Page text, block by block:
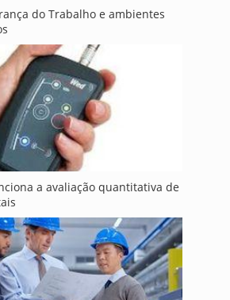
do Trabalho e ambientes
a avaliação quantitativa de